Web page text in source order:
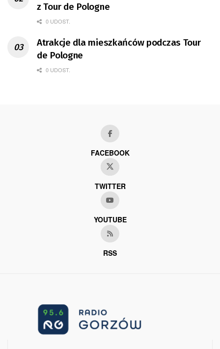
z Tour de Pologne
0 UDOST.
Atrakcje dla mieszkańców podczas Tour
de Pologne
0 UDOST.
FACEBOOK
TWITTER
YOUTUBE
RSS